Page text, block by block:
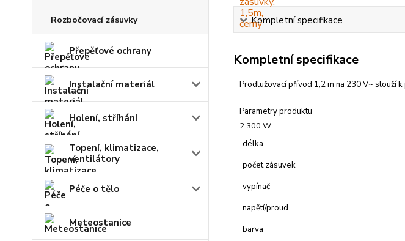
Rozbočovací zásuvky
Přepěťové ochrany
Instalační materiál
Holení, stříhání
Topení, klimatizace,
ventilátory
Péče o tělo
Meteostanice
Kompletní specifikace
Kompletní specifikace
Prodlužovací přívod 1,2 m na 230 V~ slouží
Parametry produktu
2 300 W
délka
počet zásuvek
vypínač
napětí/proud
barva